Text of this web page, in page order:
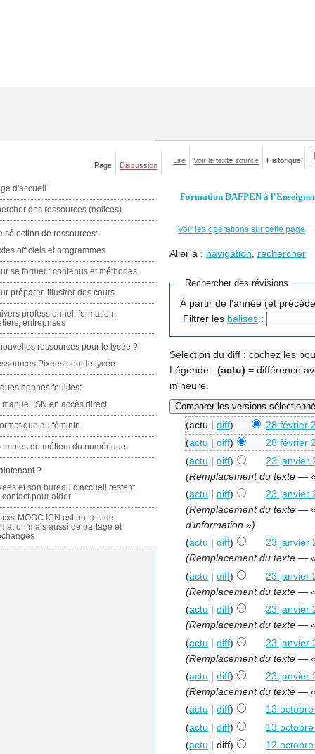
Formation DAFPEN à
Voir les opérations sur cette page
Aller à : navigation, rechercher
Rechercher des révisions
À partir de l'année (et
Filtrer les balises :
Sélection du diff : cochez les
Légende : (actu) = différence
mineure.
(actu |diff)
28 février
(actu |diff)
28 février
(actu |diff)
23 janvier
(Remplacement du texte —
(actu |diff)
23 janvier
(Remplacement du texte —
d'information »)
(actu |diff)
23 janvier
(Remplacement du texte —
(actu |diff)
23 janvier
(Remplacement du texte —
(actu |diff)
23 janvier
(Remplacement du texte —
(actu |diff)
23 janvier
(Remplacement du texte —
(actu |diff)
23 janvier
(Remplacement du texte —
(actu |diff)
13
(actu |diff)
13
(actu | diff)
12
Page Discussion
Lire Voir le texte source Historique
d'accueil
des ressources (notices)
sélection de ressources:
officiels et programmes
se former : contenus et méthodes
préparer, illustrer des cours
professionnel: formation,
entreprises
ressources pour le lycée ?
Pixees pour le lycée.
bonnes feuilles:
manuel ISN en accès direct
au féminin
de métiers du numérique
?
et son bureau d'accueil restent
contact pour aider
cxs-MOOC ICN est un lieu de
mais aussi de partage et